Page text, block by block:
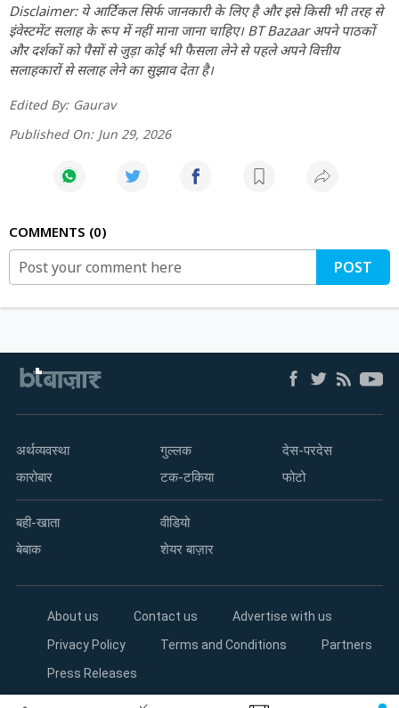
Disclaimer: ये आर्टिकल सिर्फ जानकारी के लिए है और इसे किसी भी तरह से
इंवेस्टमेंट सलाह के रूप में नहीं माना जाना चाहिए। BT Bazaar अपने पाठकों
और दर्शकों को पैसों से जुड़ा कोई भी फैसला लेने से पहले अपने वित्तीय
सलाहकारों से सलाह लेने का सुझाव देता है।
Edited By: Gaurav
Published On: Jun 29, 2026
COMMENTS 0
POST
अर्थव्यवस्था
कारोबार
गुल्लक
टक-टकिया
देस-परदेस
फोटो
बही-खाता
बेबाक
वीडियो
शेयर बाज़ार
About us Contact us
Advertise with us
Privacy Policy
Terms and Conditions
Partners
Press Releases